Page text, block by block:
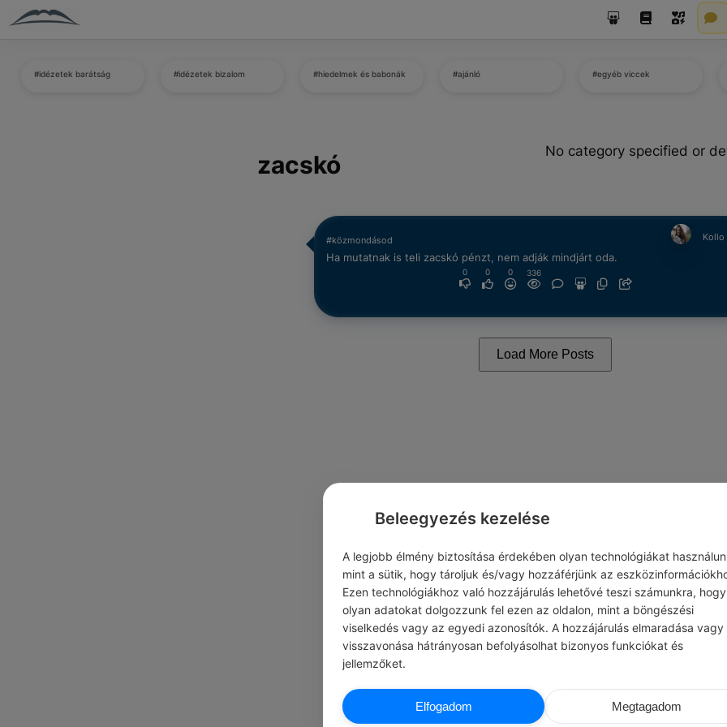
#idézetek barátság #idézetek bizalom #hiedelmek és babonák #ajánló #egyéb viccek
zacskó No category specified or
#közmondásod Kollo
Ha mutatnak is teli zacskó pénzt, nem adják mindjárt oda.
0 0 0 336
Load More Posts
Beleegyezés kezelése
A legjobb élmény biztosítása érdekében olyan technológiákat
mint a sütik, hogy tároljuk és/vagy hozzáférjünk az
Ezen technológiákhoz való hozzájárulás lehetővé teszi számunkra, hogy
olyan adatokat dolgozzunk fel ezen az oldalon, mint a böngészési
viselkedés vagy az egyedi azonosítók. A hozzájárulás elmaradása vagy
visszavonása hátrányosan befolyásolhat bizonyos funkciókat és
jellemzőket.
Elfogadom Megtagadom